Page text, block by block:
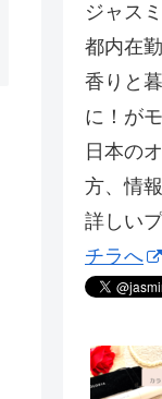
ジャス
都内在
香りと
に！が
日本の
方、情
詳しい
チラへ